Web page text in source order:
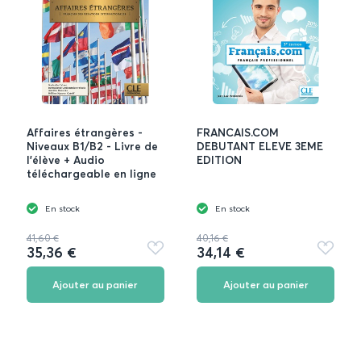
Affaires étrangères -
Niveaux B1/B2 - Livre de
l'élève + Audio
téléchargeable en ligne
En stock
41,60 €
35,36 €
Ajouter
aux
Ajouter au panier
FRANCAIS.COM
DEBUTANT ELEVE 3EME
EDITION
En stock
40,16 €
34,14 €
Ajouter
aux
Ajouter au panier